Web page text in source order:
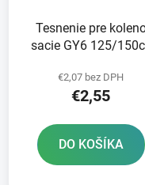
Tesnenie pre
sacie GY6 125/
€2,07 bez DPH
€2,55
DO KOŠÍKA